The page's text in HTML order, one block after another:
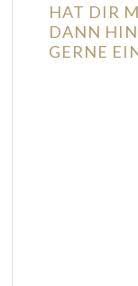
HAT DIR
DANN
GERNE